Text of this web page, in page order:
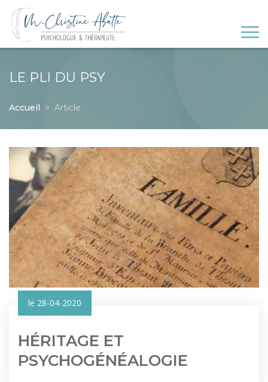
LE PLI DU PSY
Accueil Article
le 28-04-2020
HÉRITAGE ET
PSYCHOGÉNÉALOGIE